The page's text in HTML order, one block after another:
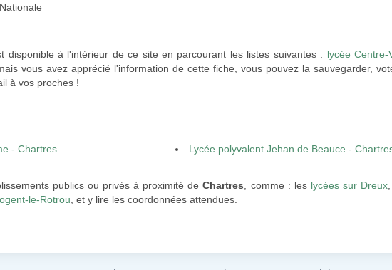
disponible à l'intérieur de ce site en parcourant les listes suivantes : lycée Centre-
vous avez apprécié l'information de cette fiche, vous pouvez la sauvegarder,
à vos proches !
- Chartres Lycée polyvalent Jehan de Beauce -
publics ou privés à proximité deChartres , comme : les lycées sur Dreux
le-Rotrou , et y lire les coordonnées attendues.